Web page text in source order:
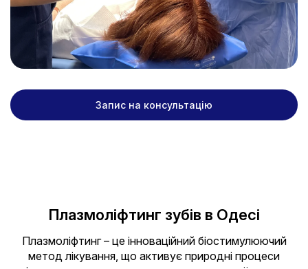
Запис на консультацію
Плазмоліфтинг зубів в Одесі
Плазмоліфтинг – це інноваційний біостимулюючий
метод лікування, що активує природні процеси